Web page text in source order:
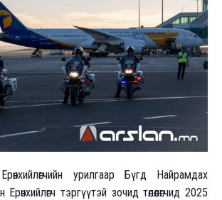
урилгаар Бүгд Найрамдах
тэргүүтэй зочид төлөөлөгчид 2025